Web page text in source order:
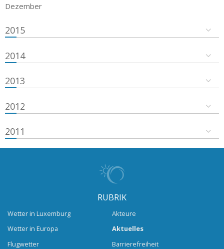
Dezember
2015
2014
2013
2012
2011
RUBRIK
Wetter in Luxemburg
Wetter in Europa
Flugwetter
Akteure
Aktuelles
Barrierefreiheit